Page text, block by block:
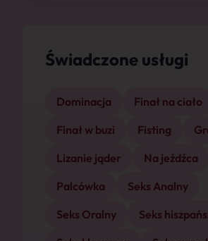
Świadczone usługi
Dominacja
Finał na ciało
Finał w buzi
Fisting
Lizanie jąder
Na jeźdźca
Palcówka
Seks Analny
Seks Oralny
Seks